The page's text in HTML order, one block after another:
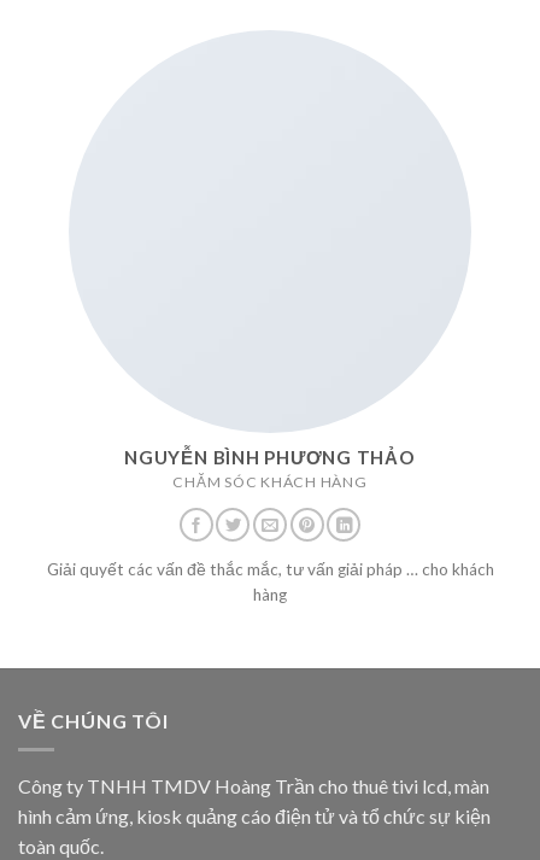
NGUYỄN BÌNH PHƯƠNG THẢO
CHĂM SÓC KHÁCH HÀNG
Giải quyết các vấn đề thắc mắc, tư vấn giải pháp … cho khách
hàng
VỀ CHÚNG TÔI
Công ty TNHH TMDV Hoàng Trần cho thuê tivi lcd, màn
hình cảm ứng, kiosk quảng cáo điện tử và tổ chức sự kiện
toàn quốc.